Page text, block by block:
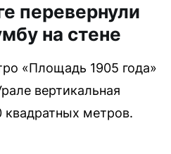
перевернули
на стене
«Площадь 1905 года»
вертикальная
метров.